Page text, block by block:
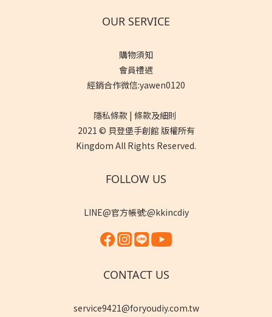
OUR SERVICE
購物須知
會員禮遇
經銷合作微信:yawen0120
隱私條款 | 條款及細則
2021 © 貝登堡手創館 版權所有
Kingdom All Rights Reserved.
FOLLOW US
LINE@官方帳號:@kkincdiy
CONTACT US
service9421@foryoudiy.com.tw